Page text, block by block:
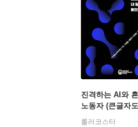
진격하는 AI와
노동자 (큰글자
롤러코스터